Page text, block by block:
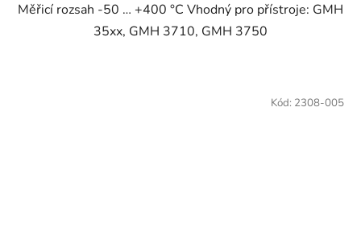
Měřicí rozsah -50 … +400 °C Vhodný pro přístroje: GMH
35xx, GMH 3710, GMH 3750
Kód: 2308-005